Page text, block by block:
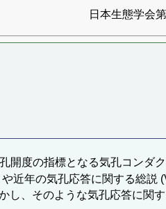
日本生態学会
開度の指標となる気孔コンダ
近年の気孔応答に関する総説
、そのような気孔応答に関